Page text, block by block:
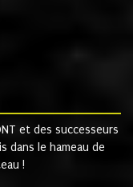
et des successeurs
dans le hameau de
!